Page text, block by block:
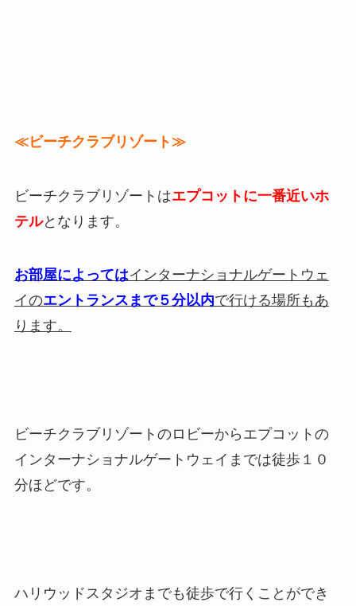
≪ビーチクラブリゾート≫
ビーチクラブリゾートはエプコットに一番近いホ
テルとなります。
お部屋によってはインターナショナルゲートウェ
イのエントランスまで５分以内で行ける場所もあ
ります。
ビーチクラブリゾートのロビーからエプコットの
インターナショナルゲートウェイまでは徒歩１０
分ほどです。
ハリウッドスタジオまでも徒歩で行くことができ